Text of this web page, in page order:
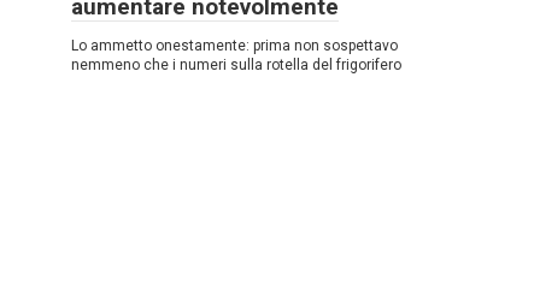
aumentare notevolmente
Lo ammetto onestamente: prima non sospettavo
nemmeno che i numeri sulla rotella del frigorifero